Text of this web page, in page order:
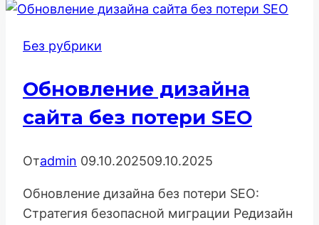
Без рубрики
Обновление дизайна
сайта без потери SEO
Отadmin 09.10.202509.10.2025
Обновление дизайна без потери SEO:
Стратегия безопасной миграции Редизайн